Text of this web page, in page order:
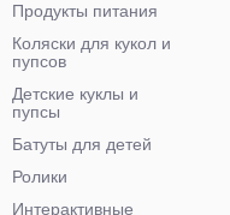
Продукты питания
Коляски для кукол и
пупсов
Детские куклы и
пупсы
Батуты для детей
Ролики
Интерактивные